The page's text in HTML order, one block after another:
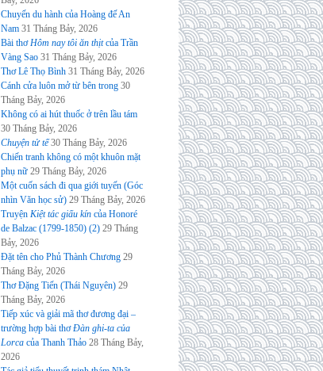
Chuyến du hành của Hoàng đế An
Nam 31 Tháng Bảy, 2026
Bài thơHôm nay tôi ăn thịtcủa Trần
Vàng Sao 31 Tháng Bảy, 2026
Thơ Lê Thọ Bình 31 Tháng Bảy, 2026
Cánh cửa luôn mở từ bên trong 30
Tháng Bảy, 2026
Không có ai hút thuốc ở trên lầu tám
30 Tháng Bảy, 2026
Chuyện tử tế 30 Tháng Bảy, 2026
Chiến tranh không có một khuôn mặt
phụ nữ 29 Tháng Bảy, 2026
Một cuốn sách đi qua giới tuyến (Góc
nhìn Văn học sử) 29 Tháng Bảy, 2026
Truyện Kiệt tác giấu kíncủa Honoré
de Balzac (1799-1850) (2) 29 Tháng
Bảy, 2026
Đặt tên cho Phủ Thành Chương 29
Tháng Bảy, 2026
Thơ Đặng Tiến (Thái Nguyên) 29
Tháng Bảy, 2026
Tiếp xúc và giải mã thơ đương đại –
trường hợp bài thơĐàn ghi-ta của
Lorcacủa Thanh Thảo 28 Tháng Bảy,
2026